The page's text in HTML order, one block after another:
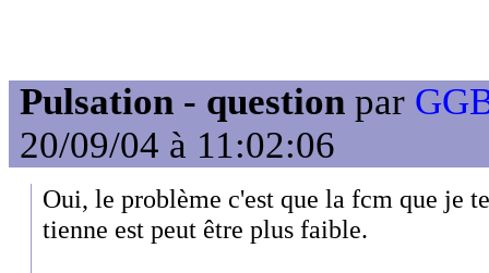
Pulsation - question par
20/09/04 à 11:02:06
Oui, le problème c'est que la fcm que je
tienne est peut être plus faible.